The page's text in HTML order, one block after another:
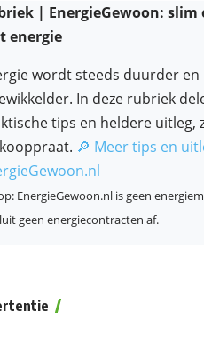
| EnergieGewoon: slim
energie
wordt steeds duurder en
In deze rubriek
tips en heldere uitleg,
🔎 Meer tips en
EnergieGewoon.nl is geen
geen energiecontracten af.